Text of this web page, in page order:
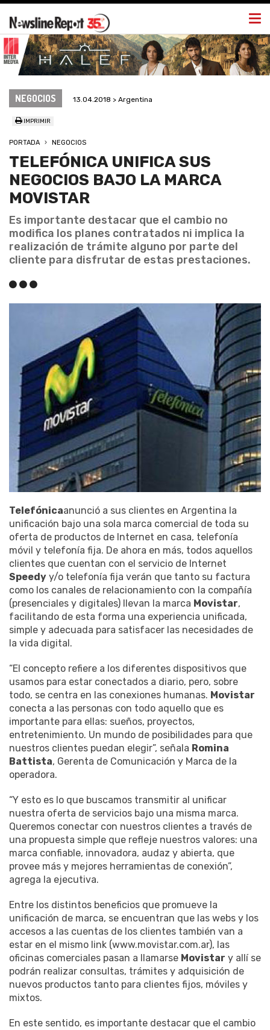
NEGOCIOS 13.04.2018 > Argentina
IMPRIMIR
PORTADA NEGOCIOS
TELEFÓNICA UNIFICA SUS
NEGOCIOS BAJO LA MARCA
MOVISTAR
Es importante destacar que el cambio no
modifica los planes contratados ni implica la
realización de trámite alguno por parte del
cliente para disfrutar de estas prestaciones.
Telefónicaanunció a sus clientes en Argentina la
unificación bajo una sola marca comercial de toda su
oferta de productos de Internet en casa, telefonía
móvil y telefonía fija. De ahora en más, todos aquellos
clientes que cuentan con el servicio de Internet
Speedy y/o telefonía fija verán que tanto su factura
como los canales de relacionamiento con la compañía
(presenciales y digitales) llevan la marca Movistar,
facilitando de esta forma una experiencia unificada,
simple y adecuada para satisfacer las necesidades de
la vida digital.
“El concepto refiere a los diferentes dispositivos que
usamos para estar conectados a diario, pero, sobre
todo, se centra en las conexiones humanas. Movistar
conecta a las personas con todo aquello que es
importante para ellas: sueños, proyectos,
entretenimiento. Un mundo de posibilidades para que
nuestros clientes puedan elegir”, señala Romina
Battista, Gerenta de Comunicación y Marca de la
operadora.
“Y esto es lo que buscamos transmitir al unificar
nuestra oferta de servicios bajo una misma marca.
Queremos conectar con nuestros clientes a través de
una propuesta simple que refleje nuestros valores: una
marca confiable, innovadora, audaz y abierta, que
provee más y mejores herramientas de conexión”,
agrega la ejecutiva.
Entre los distintos beneficios que promueve la
unificación de marca, se encuentran que las webs y los
accesos a las cuentas de los clientes también van a
estar en el mismo link (www.movistar.com.ar), las
oficinas comerciales pasan a llamarse Movistar y allí se
podrán realizar consultas, trámites y adquisición de
nuevos productos tanto para clientes fijos, móviles y
mixtos.
En este sentido, es importante destacar que el cambio